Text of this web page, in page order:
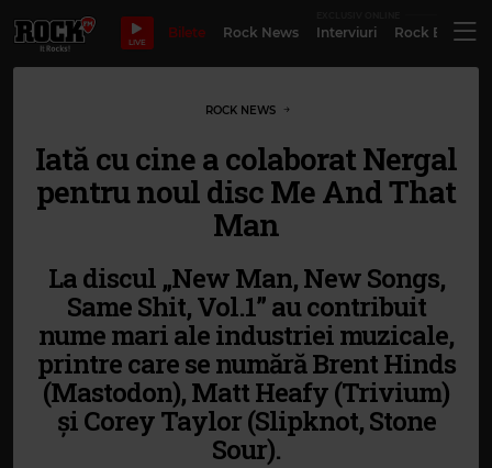
LIVE
Bilete Rock News Interviuri Rock
ROCK NEWS
Iată cu cine a colaborat Nergal
pentru noul disc Me And That
Man
La discul „New Man, New Songs,
Same Shit, Vol.1” au contribuit
nume mari ale industriei muzicale,
printre care se numără Brent Hinds
(Mastodon), Matt Heafy (Trivium)
și Corey Taylor (Slipknot, Stone
Sour).